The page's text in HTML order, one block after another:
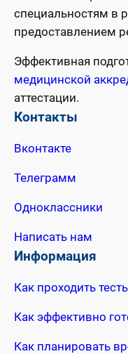
специальностям в
предоставлением
Эффективная
медицинской
аттестации.
Контакты
Вконтакте
Телеграмм
Одноклассники
Написать нам
Информация
Как проходить
Как эффективно
Как планировать